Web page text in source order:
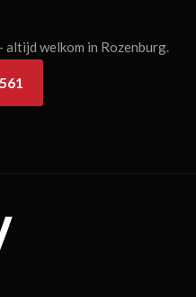
welkom in Rozenburg.